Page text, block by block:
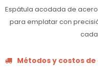
Espátula acodada de
para emplatar con
Métodos y costos